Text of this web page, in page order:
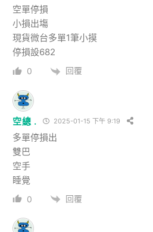
空單停損
小損出塲
現貨微台多單1筆小摸
停損設682
0 回覆
空總 . 2025-01-15 下午 9:19
多單停損出
雙巴
空手
睡覺
0 回覆